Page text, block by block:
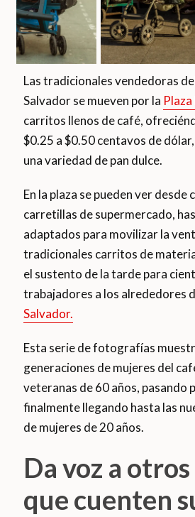
Las tradicionales vendedoras
Salvador se mueven por la
carritos llenos de café,
$0.25 a $0.50 centavos de
una variedad de pan dulce.
En la plaza se pueden ver desde
carretillas de supermercado,
adaptados para movilizar la
tradicionales carritos de
el sustento de la tarde para
trabajadores a los alrededores
Salvador.
Esta serie de fotografías
generaciones de mujeres del
veteranas de 60 años, pasando
finalmente llegando hasta las
de mujeres de 20 años.
Da voz a
que cuenten